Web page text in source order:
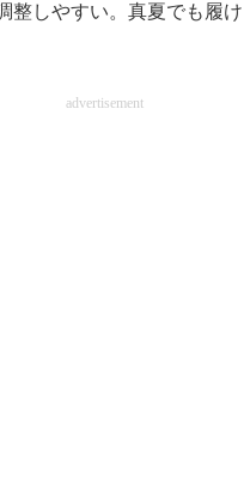
整しやすい。真夏でも履
advertisement